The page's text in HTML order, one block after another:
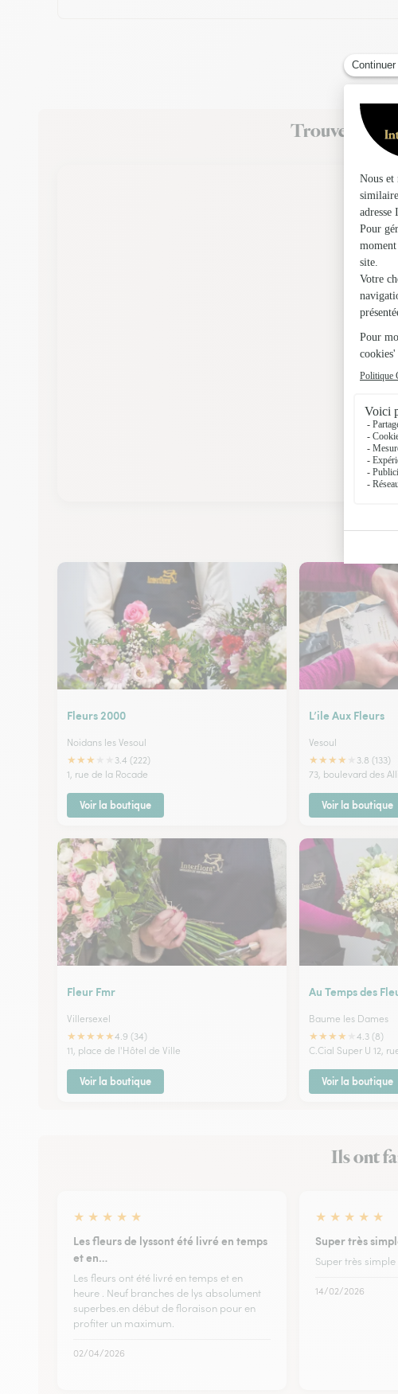
Trouvez un
Fleurs 2000
Noidans les Vesoul
★★★
3.4 (222)
1, rue de la Rocade
Voir la boutique
L’ile Aux Fleurs
Vesoul
★★★★
3.8 (133)
73, boulevard des
Voir la boutique
Fleur Fmr
Villersexel
★★★★★4.9 (34)
11, place de l'Hôtel de Ville
Voir la boutique
Au Temps des
Baume les Dames
★★★★
4.3 (8)
C.Cial Super U 12,
Voir la boutique
Ils ont
★ ★ ★ ★ ★
Les fleurs de lyssont été livré en temps
et en…
Les fleurs ont été livré en temps et en
heure . Neuf branches de lys absolument
superbes.en début de floraison pour en
profiter un maximum.
02/04/2026
★ ★ ★ ★ ★
Super très
Super très simple
14/02/2026